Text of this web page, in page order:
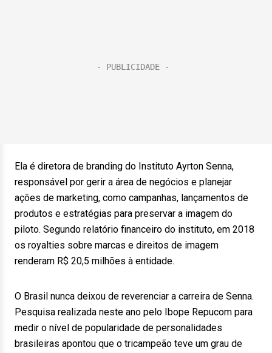
Ela é diretora de branding do Instituto Ayrton Senna,
responsável por gerir a área de negócios e planejar
ações de marketing, como campanhas, lançamentos de
produtos e estratégias para preservar a imagem do
piloto. Segundo relatório financeiro do instituto, em 2018
os royalties sobre marcas e direitos de imagem
renderam R$ 20,5 milhões à entidade.
O Brasil nunca deixou de reverenciar a carreira de Senna.
Pesquisa realizada neste ano pelo Ibope Repucom para
medir o nível de popularidade de personalidades
brasileiras apontou que o tricampeão teve um grau de